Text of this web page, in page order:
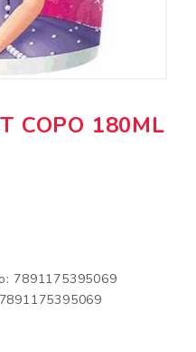
COPO 180ML
7891175395069